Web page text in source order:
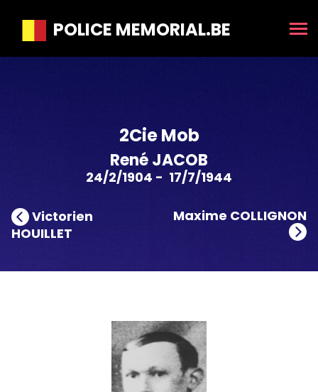
POLICE MEMORIAL.BE
2Cie Mob
René JACOB
24/2/1904 - 17/7/1944
Victorien
HOUILLET
Maxime COLLIGNON